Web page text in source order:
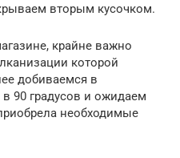
вторым кусочком.
крайне важно
которой
добиваемся в
90 градусов и ожидаем
необходимые